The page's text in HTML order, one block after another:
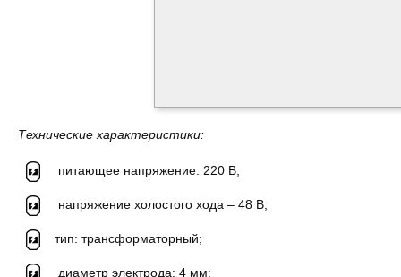
Технические характеристики:
питающее напряжение: 220 В;
напряжение холостого хода – 48 В;
тип: трансформаторный;
диаметр электрода: 4 мм;